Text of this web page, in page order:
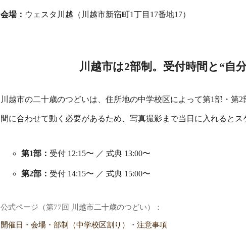
会場： ウェスタ川越（川越市新宿町1丁目17番地17）
川越市は2部制。受付時間と“自
川越市の二十歳のつどいは、住所地の中学校区によって第1部・第
間に合わせて動く必要があるため、写真撮影まで当日に入れるとス
第1部： 受付 12:15〜 ／ 式典 13:00〜
第2部： 受付 14:15〜 ／ 式典 15:00〜
公式ページ（第77回 川越市二十歳のつどい）：
開催日・会場・部制（中学校区割り）・注意事項